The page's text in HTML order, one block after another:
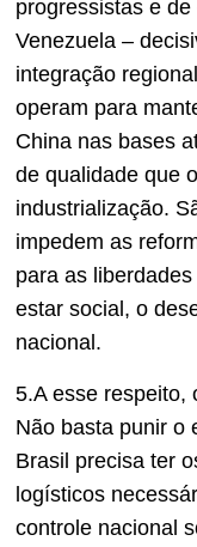
progressistas e
Venezuela –
integração
operam para
China nas bases
de qualidade que
industrialização.
impedem as
para as
estar social, o
nacional.
5.A esse respeito,
Não basta punir o
Brasil precisa ter
logísticos
controle nacional